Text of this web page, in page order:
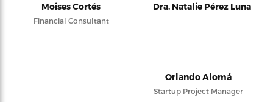
Moises Cortés
Financial Consultant
Dra. Natalie Pérez Luna
Orlando Alomá
Startup Project Manager